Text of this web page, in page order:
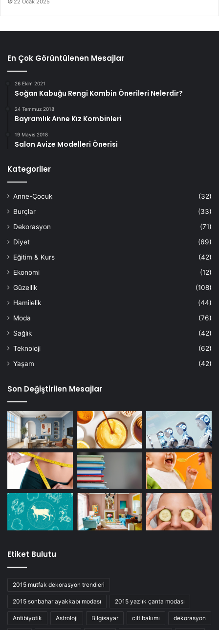
22 Ocak 2025
En Çok Görüntülenen Mesajlar
26 Ekim 2021
Soğan Kabuğu Rengi Kombin Önerileri Nelerdir?
24 Temmuz 2018
Bayramlık Anne Kız Kombinleri
19 Mayıs 2018
Salon Avize Modelleri Önerisi
Kategoriler
Anne-Çocuk
(32)
Burçlar
(33)
Dekorasyon
(71)
Diyet
(69)
Eğitim & Kurs
(42)
Ekonomi
(12)
Güzellik
(108)
Hamilelik
(44)
Moda
(76)
Sağlık
(42)
Teknoloji
(62)
Yaşam
(42)
Son Değiştirilen Mesajlar
Etiket Bulutu
2015 mutfak dekorasyon trendleri
2015 sonbahar ayakkabı modası 2015 yazlık çanta modası
Antibiyotik Astroloji Bilgisayar cilt bakımı dekorasyon